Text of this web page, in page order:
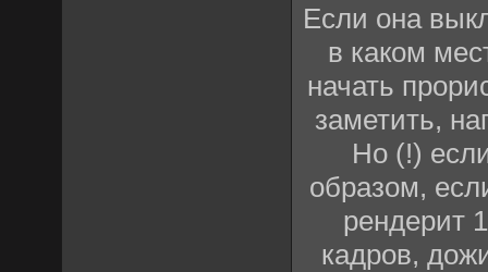
Если она
в каком
начать
заметить,
Но (!)
образом,
рендерит
кадров,